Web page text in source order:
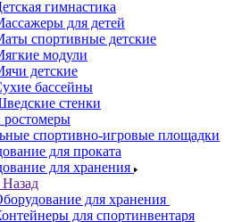
гимнастика
для детей
спортивные детские
модули
детские
бассейны
стенки
спортивно-игровые площадки
для проката
для хранения
Назад
для хранения
для спортинвентаря